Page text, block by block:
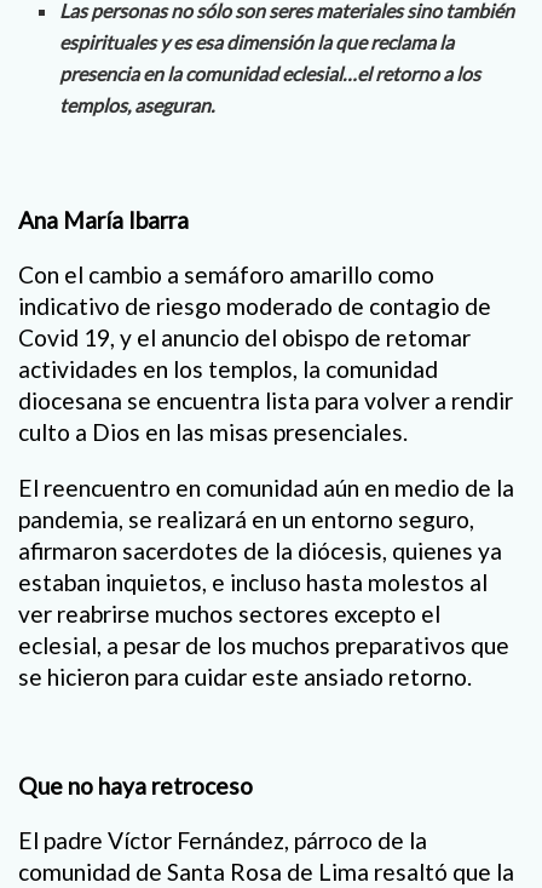
Las personas no sólo son seres materiales sino también
espirituales y es esa dimensión la que reclama la
presencia en la comunidad eclesial…el retorno a los
templos, aseguran.
Ana María Ibarra
Con el cambio a semáforo amarillo como
indicativo de riesgo moderado de contagio de
Covid 19, y el anuncio del obispo de retomar
actividades en los templos, la comunidad
diocesana se encuentra lista para volver a rendir
culto a Dios en las misas presenciales.
El reencuentro en comunidad aún en medio de la
pandemia, se realizará en un entorno seguro,
afirmaron sacerdotes de la diócesis, quienes ya
estaban inquietos, e incluso hasta molestos al
ver reabrirse muchos sectores excepto el
eclesial, a pesar de los muchos preparativos que
se hicieron para cuidar este ansiado retorno.
Que no haya retroceso
El padre Víctor Fernández, párroco de la
comunidad de Santa Rosa de Lima resaltó que la